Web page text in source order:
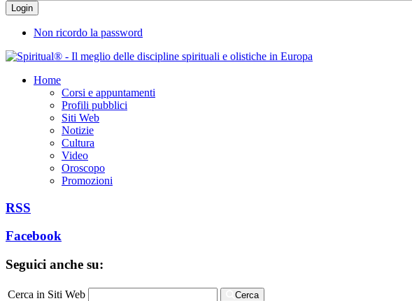
Non ricordo la password
Home
Corsi e appuntamenti
Profili pubblici
Siti Web
Notizie
Cultura
Video
Oroscopo
Promozioni
RSS
Facebook
Seguici anche su:
Cerca in Siti Web Cerca